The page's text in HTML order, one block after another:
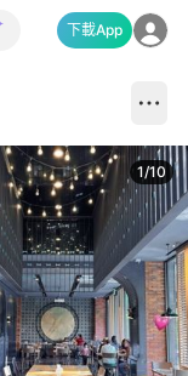
下載App
1/10